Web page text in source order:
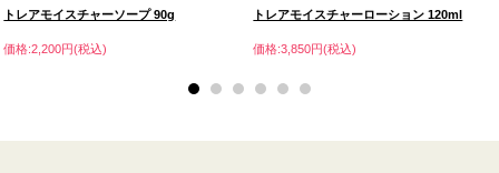
トレアモイスチャーソープ 90g
価格:2,200円(税込)
トレアモイスチャーローション 120ml
価格:3,850円(税込)